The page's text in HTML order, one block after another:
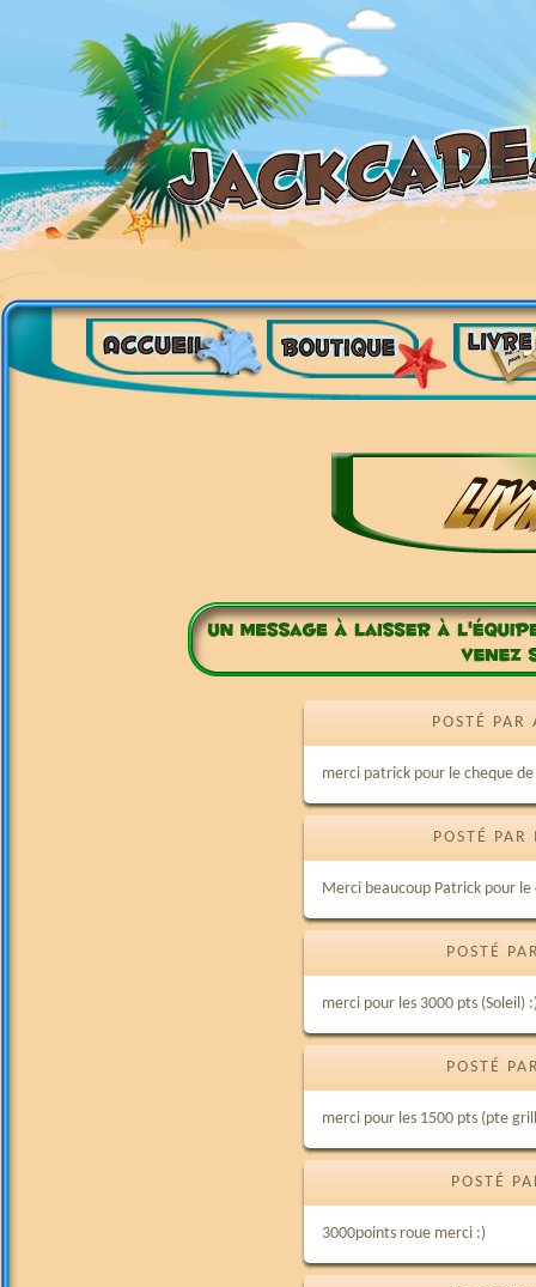
POSTÉ
merci patrick pour le cheque
POSTÉ
Merci beaucoup Patrick pour
POSTÉ
merci pour les 3000 pts (Soleil)
POSTÉ
merci pour les 1500 pts (pte
POSTÉ
3000points roue merci :)